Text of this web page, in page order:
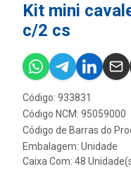
Kit mini
c/2 cs
Código: 933831
Código NCM: 95059000
Código de Barras do
Embalagem: Unidade
Caixa Com: 48